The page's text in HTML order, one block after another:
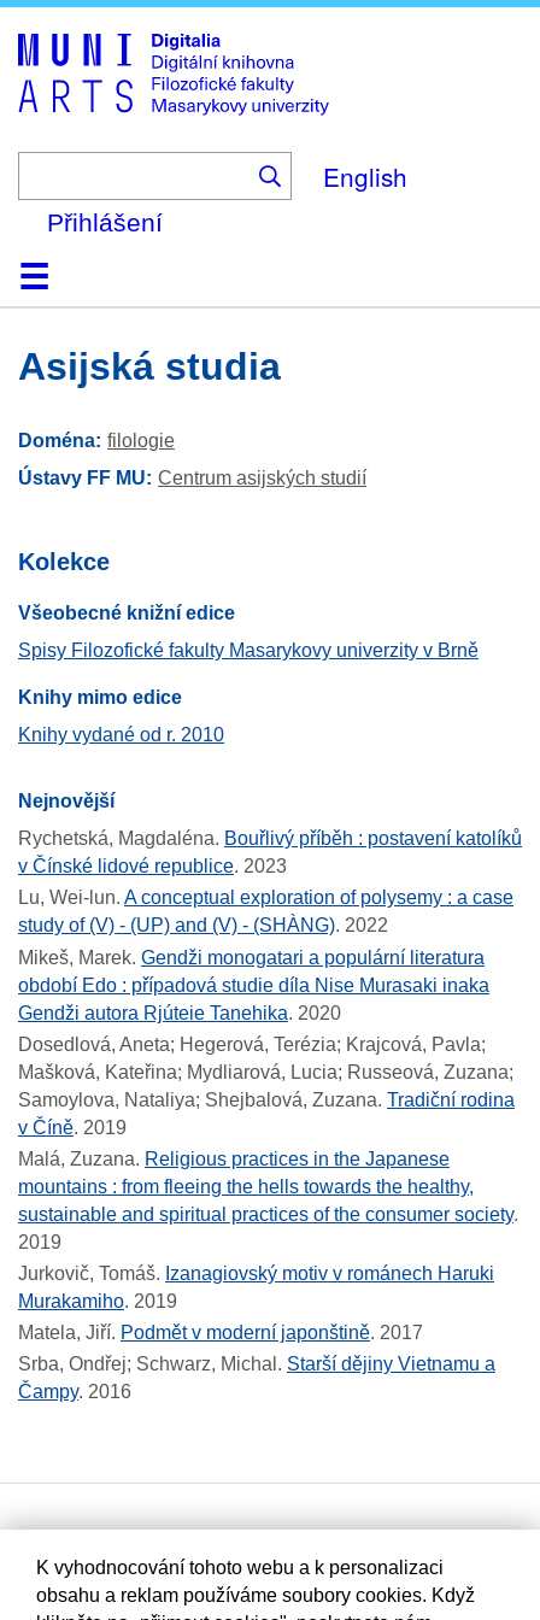
to
main
content
English
Přihlášení
DomůKolekce
Prohlížení
Vyhledávání
O platformě
Nápověda
KontaktDigitalia
asijská studia
Doména filologie
Ústavy FF MU
Centrum asijských studií
Kolekce
Všeobecné knižní edice
Spisy Filozofické fakulty Masarykovy univerzity v Brně
Knihy mimo edice
Knihy vydané od r. 2010
Nejnovější
Rychetská, Magdaléna. Bouřlivý příběh : postavení katolíků
v Čínské lidové republice. 2023
Lu, Wei-lun. A conceptual exploration of polysemy : a case
study of (V) - (UP) and (V) - (SHÀNG). 2022
Mikeš, Marek. Gendži monogatari a populární literatura
období Edo : případová studie díla Nise Murasaki inaka
Gendži autora Rjúteie Tanehika. 2020
Dosedlová, Aneta; Hegerová, Terézia; Krajcová, Pavla;
Mašková, Kateřina; Mydliarová, Lucia; Russeová, Zuzana;
Samoylova, Nataliya; Shejbalová, Zuzana. Tradiční rodina
v Číně. 2019
Malá, Zuzana. Religious practices in the Japanese
mountains : from fleeing the hells towards the healthy,
sustainable and spiritual practices of the consumer society.
2019
Jurkovič, Tomáš. Izanagiovský motiv v románech Haruki
Murakamiho. 2019
Matela, Jiří. Podmět v moderní japonštině. 2017
Srba, Ondřej; Schwarz, Michal. Starší dějiny Vietnamu a
Čampy. 2016
K vyhodnocování tohoto webu a k personalizaci
obsahu a reklam používáme soubory cookies. Když